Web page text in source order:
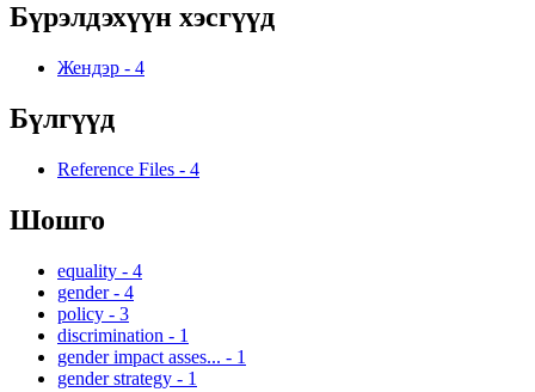
Бүрэлдэхүүн хэсгүүд
Жендэр - 4
Бүлгүүд
Reference Files - 4
Шошго
equality - 4
gender - 4
policy - 3
discrimination - 1
gender impact asses... - 1
gender strategy - 1